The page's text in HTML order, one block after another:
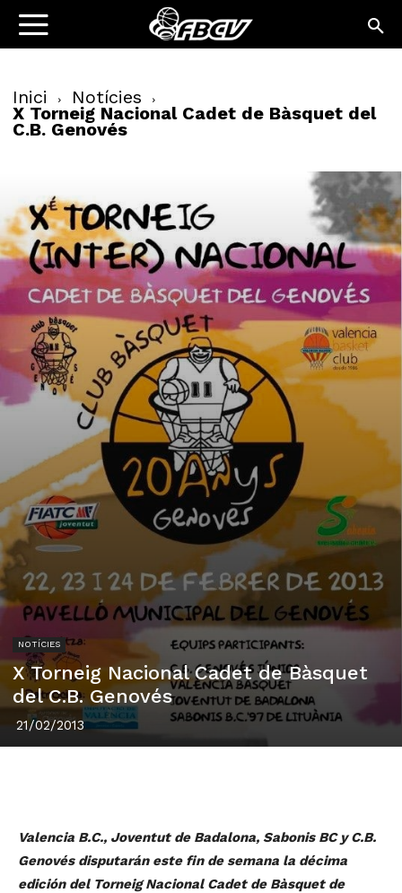
Inici Notícies
X Torneig Nacional Cadet de Bàsquet del
C.B. Genovés
NOTÍCIES
X Torneig Nacional Cadet de Bàsquet
del C.B. Genovés
21/02/2013
Valencia B.C., Joventut de Badalona, Sabonis BC y C.B.
Genovés disputarán este fin de semana la décima
edición del Torneig Nacional Cadet de Bàsquet de